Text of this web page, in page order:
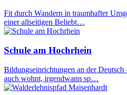
Fit durch Wandern in traumhafter
einer allseitigen Beliebt…
Schule am Hochrhein
Bildungseinrichtungen an der Deutsch
auch wohnt, irgendwann sp…